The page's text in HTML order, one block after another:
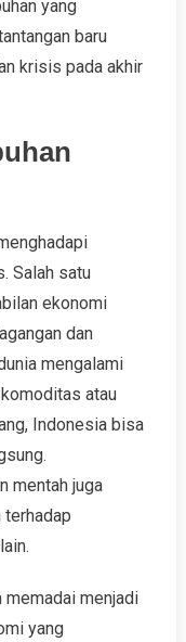
yang
baru
krisis pada akhir
Salah satu
ekonomi
dan
mengalami
atau
Indonesia bisa
mentah juga
menjadi
yang